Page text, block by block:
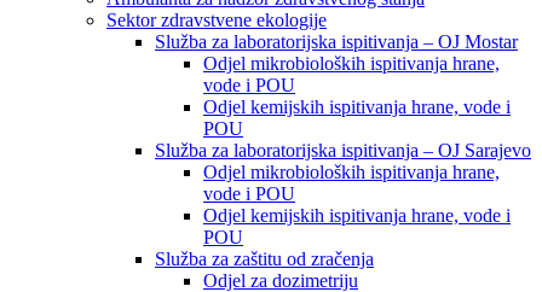
Sektor zdravstvene ekologije
Služba za laboratorijska ispitivanja – OJ Mostar
Odjel mikrobioloških ispitivanja hrane,
vode i POU
Odjel kemijskih ispitivanja hrane, vode i
POU
Služba za laboratorijska ispitivanja – OJ Sarajevo
Odjel mikrobioloških ispitivanja hrane,
vode i POU
Odjel kemijskih ispitivanja hrane, vode i
POU
Služba za zaštitu od zračenja
Odjel za dozimetriju